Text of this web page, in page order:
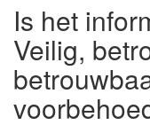
Is het
Veilig,